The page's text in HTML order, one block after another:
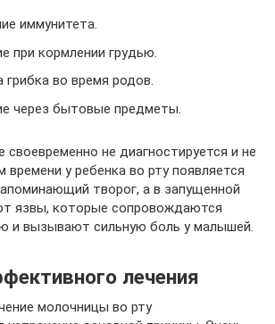
иммунитета.
при кормлении грудью.
грибка во время родов.
через бытовые предметы.
своевременно не диагностируется и не
времени у ребенка во рту появляется
творог, а в запущенной
язвы, которые сопровождаются
и вызывают сильную боль у малышей.
лечения
молочницы во рту